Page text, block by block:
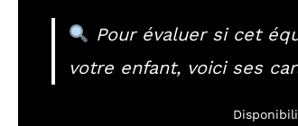
Pour évaluer si cet
votre enfant, voici ses